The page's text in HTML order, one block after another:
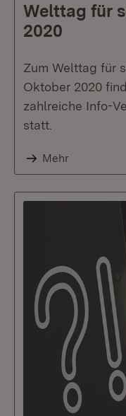
Welttag für
2020
Zum Welttag für
Oktober 2020
zahlreiche Info-
statt.
Mehr